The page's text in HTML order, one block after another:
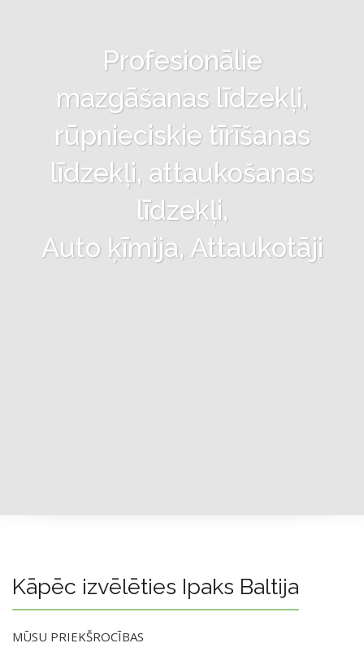
Profesionālie
mazgāšanas līdzekļi,
rūpnieciskie tīrīšanas
līdzekļi, attaukošanas
līdzekļi,
Auto ķīmija, Attaukotāji
Kāpēc izvēlēties Ipaks Baltija
MŪSU PRIEKŠROCĪBAS